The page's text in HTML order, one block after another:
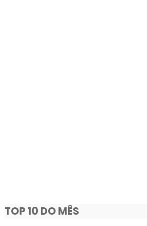
TOP 10 DO MÊS